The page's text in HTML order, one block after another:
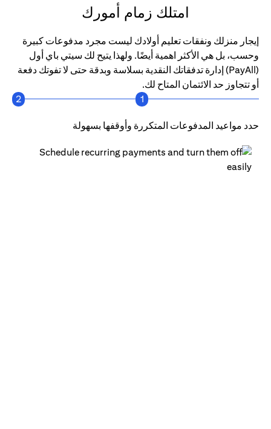
امتلك زمام أمورك
إيجار منزلك ونفقات تعليم أولادك ليست مجرد مدفوعات كبيرة
وحسب، بل هي الأكثر اهمية أيضًا. ولهذا يتيح لك سيتي باي أول
(PayAll) إدارة تدفقاتك النقدية بسلاسة وبدقة حتى لا تفوتك دفعة
أو تتجاوز حد الائتمان المتاح لك.
1
2
حدد مواعيد المدفوعات المتكررة وأوقفها بسهولة